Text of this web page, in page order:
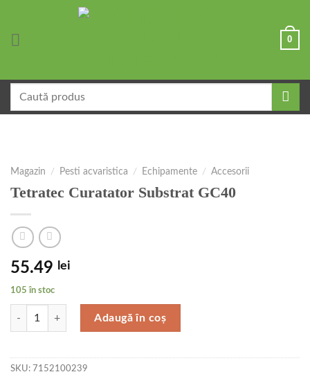
0
după:
Magazin / Pesti acvaristica / Echipamente / Accesorii
Tetratec Curatator Substrat GC40
55.49 lei
105 în stoc
Cantitate Tetratec Curatator Substrat GC40
Adaugă în coș
SKU: 7152100239